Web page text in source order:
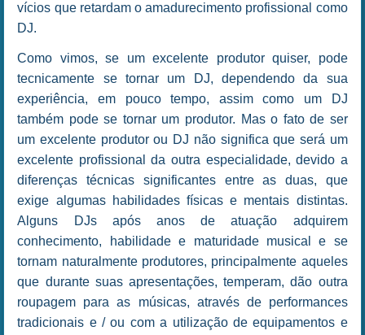
vícios que retardam o amadurecimento profissional como
DJ.
Como vimos, se um excelente produtor quiser, pode
tecnicamente se tornar um DJ, dependendo da sua
experiência, em pouco tempo, assim como um DJ
também pode se tornar um produtor. Mas o fato de ser
um excelente produtor ou DJ não significa que será um
excelente profissional da outra especialidade, devido a
diferenças técnicas significantes entre as duas, que
exige algumas habilidades físicas e mentais distintas.
Alguns DJs após anos de atuação adquirem
conhecimento, habilidade e maturidade musical e se
tornam naturalmente produtores, principalmente aqueles
que durante suas apresentações, temperam, dão outra
roupagem para as músicas, através de performances
tradicionais e / ou com a utilização de equipamentos e